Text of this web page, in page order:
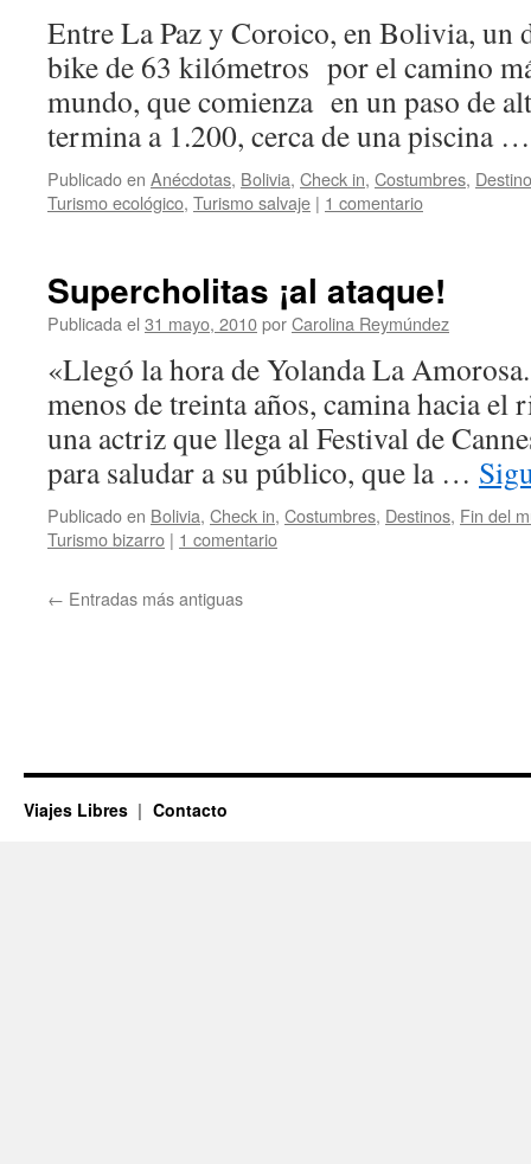
Entre La Paz y Coroico, en Bolivia, un
bike de 63 kilómetros por el camino
mundo, que comienza en un paso de
termina a 1.200, cerca de una piscina
Publicado en Anécdotas, Bolivia, Check in, Costumbres,
Turismo ecológico, Turismo salvaje | 1 comentario
Supercholitas ¡al ataque!
Publicada el 31 mayo, 2010porCarolina Reymúndez
«Llegó la hora de Yolanda La
menos de treinta años, camina hacia el
una actriz que llega al Festival de
para saludar a su público, que la …
Publicado en Bolivia, Check in, Costumbres, Destinos, Fin del
Turismo bizarro | 1 comentario
← Entradas más antiguas
Viajes Libres Contacto